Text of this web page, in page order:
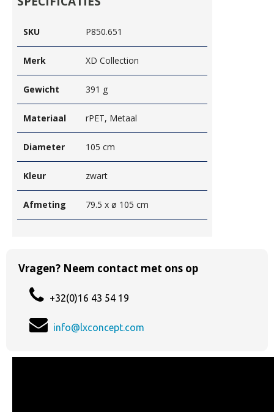
SKU P850.651
Merk XD Collection
Gewicht 391 g
Materiaal rPET, Metaal
Diameter 105 cm
Kleur zwart
Afmeting 79.5 x ø 105 cm
Vragen? Neem contact met ons op
+32(0)16 43 54 19
info@lxconcept.com